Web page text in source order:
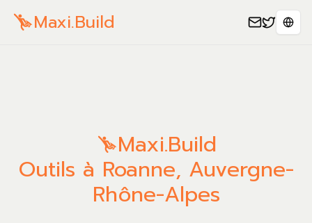
Maxi.Build
Maxi.Build
Outils à Roanne, Auvergne-
Rhône-Alpes